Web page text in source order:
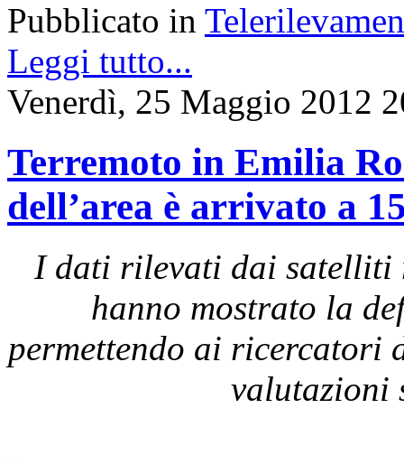
Pubblicato in
Leggi tutto...
Venerdì, 25 Maggio 2012
Terremoto in Emilia
dell’area è arrivato a
I dati rilevati dai satelliti
hanno mostrato la
permettendo ai ricercatori
valutazioni